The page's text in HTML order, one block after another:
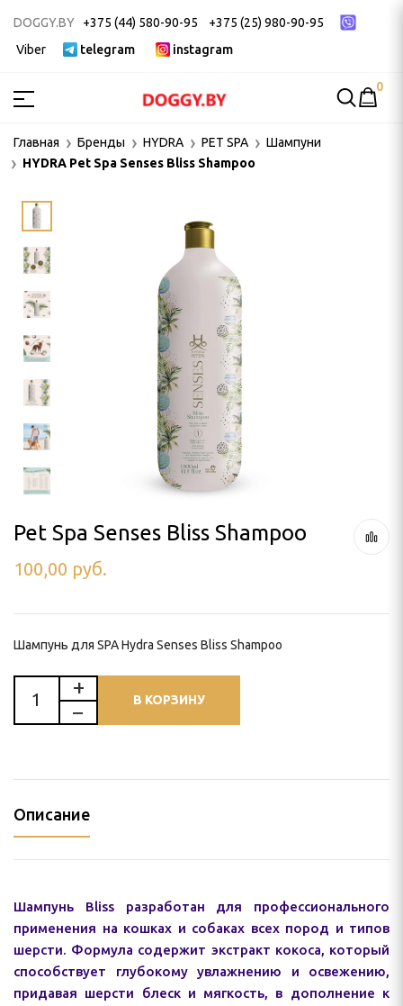
DOGGY.BY +375 (44) 580-90-95
+375 (25) 980-90-95
Viber
telegram instagram
ГРУМИНГА
0
Главная Бренды HYDRA PET SPA
Шампуни
HYDRA Pet Spa Senses Bliss Shampoo
Pet Spa Senses Bliss Shampoo
100,00 руб.
Шампунь для SPA Hydra Senses Bliss Shampoo
В КОРЗИНУ
Описание
Шампунь Bliss разработан для профессионального
применения на кошках и собаках всех пород и типов
шерсти. Формула содержит экстракт кокоса, который
способствует глубокому увлажнению и освежению,
придавая шерсти блеск и мягкость, в дополнение к